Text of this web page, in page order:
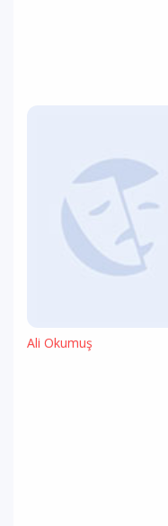
Ali Okumuş